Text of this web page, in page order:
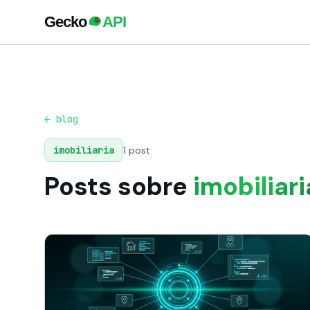
← blog
imobiliaria 1 post
Posts sobre